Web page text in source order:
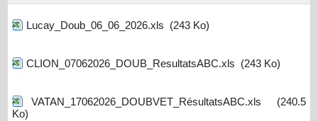
Lucay_Doub_06_06_2026.xls (243 Ko)
CLION_07062026_DOUB_ResultatsABC.xls (243 Ko)
VATAN_17062026_DOUBVET_RésultatsABC.xls
(240.5
Ko)